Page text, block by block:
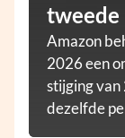
Amazon
2026 een
stijging van
dezelfde